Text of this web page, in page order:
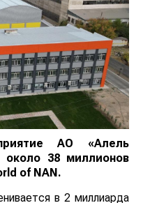
АО «Алель
около 38 миллионов
of NAN .
в 2 миллиарда